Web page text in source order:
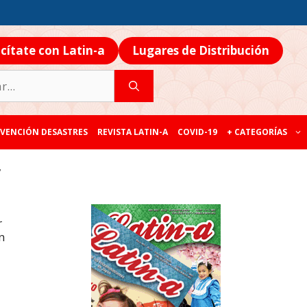
con Latin-a Lugares de Distribución
DESASTRES REVISTA LATIN-A COVID-19 + CATEGORÍAS